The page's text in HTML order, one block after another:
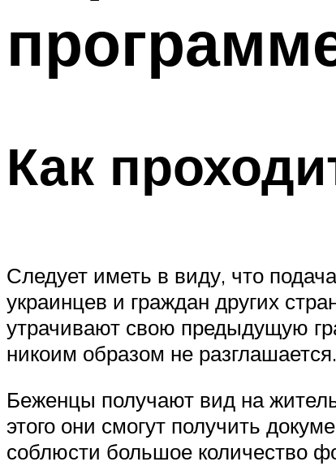
Как
Следует иметь в виду, что
украинцев и граждан других
утрачивают свою предыдущую
никоим образом не разглашается.
Беженцы получают вид на
этого они смогут получить
соблюсти большое количество